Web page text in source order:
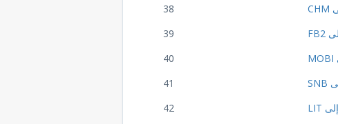
38
39
40
41
42